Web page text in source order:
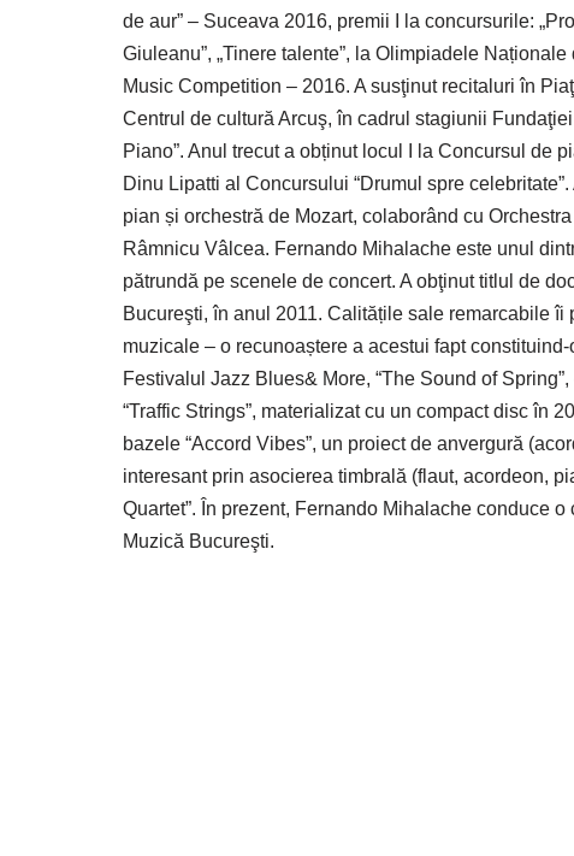
de aur” – Suceava 2016, premii I la concursurile:
Giuleanu”, „Tinere talente”, la Olimpiadele
Music Competition – 2016. A susţinut recitaluri în
Centrul de cultură Arcuş, în cadrul stagiunii
Piano”. Anul trecut a obținut locul I la Concursul de
Dinu Lipatti al Concursului “Drumul spre
pian și orchestră de Mozart, colaborând cu
Râmnicu Vâlcea. Fernando Mihalache este unul
pătrundă pe scenele de concert. A obţinut titlul de
Bucureşti, în anul 2011. Calitățile sale remarcabile
muzicale – o recunoaștere a acestui fapt
Festivalul Jazz Blues& More, “The Sound of
“Traffic Strings”, materializat cu un compact disc în
bazele “Accord Vibes”, un proiect de anvergură
interesant prin asocierea timbrală (flaut, acordeon,
Quartet”. În prezent, Fernando Mihalache conduce
Muzică Bucureşti.